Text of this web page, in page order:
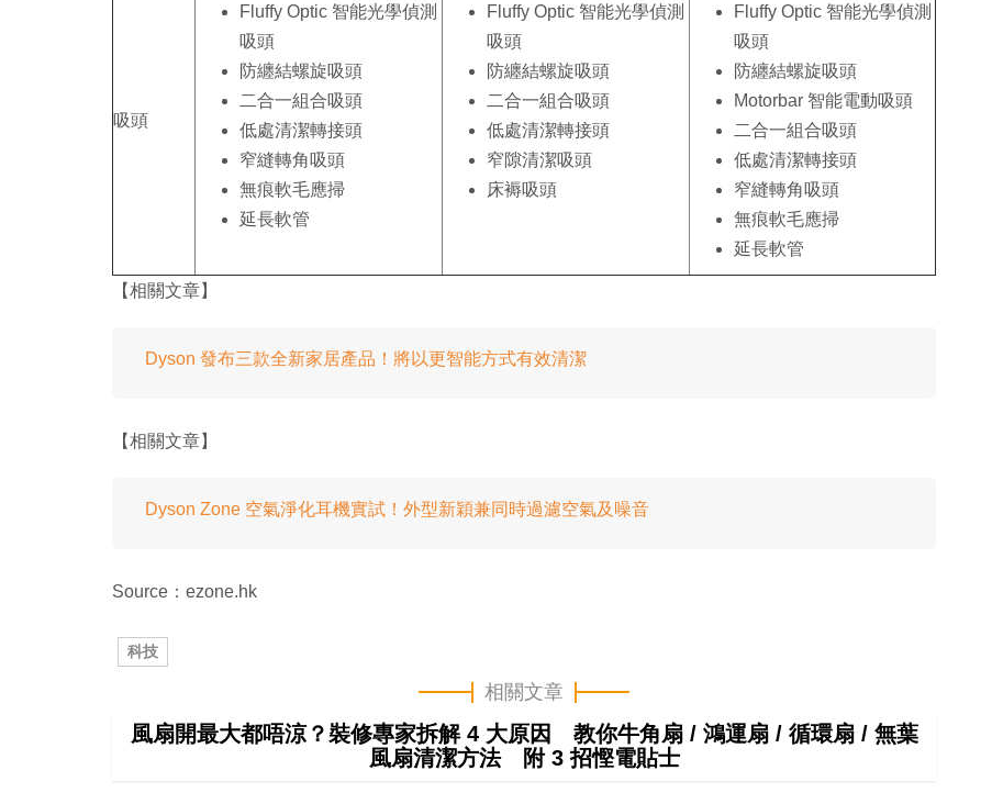
吸頭
Fluffy Optic 智能光學偵測
吸頭
防纏結螺旋吸頭
二合一組合吸頭
低處清潔轉接頭
窄縫轉角吸頭
無痕軟毛應掃
延長軟管
Fluffy Optic 智能光學偵測
吸頭
防纏結螺旋吸頭
二合一組合吸頭
低處清潔轉接頭
窄隙清潔吸頭
床褥吸頭
Fluffy Optic 智能光學偵測
吸頭
防纏結螺旋吸頭
Motorbar 智能電動吸頭
二合一組合吸頭
低處清潔轉接頭
窄縫轉角吸頭
無痕軟毛應掃
延長軟管
【相關文章】
Dyson 發布三款全新家居產品！將以更智能方式有效清潔
【相關文章】
Dyson Zone 空氣淨化耳機實試！外型新穎兼同時過濾空氣及噪音
Source：ezone.hk
科技
相關文章
風扇開最大都唔涼？裝修專家拆解 4 大原因 教你牛角扇 / 鴻運扇 / 循環扇 / 無葉
風扇清潔方法 附 3 招慳電貼士